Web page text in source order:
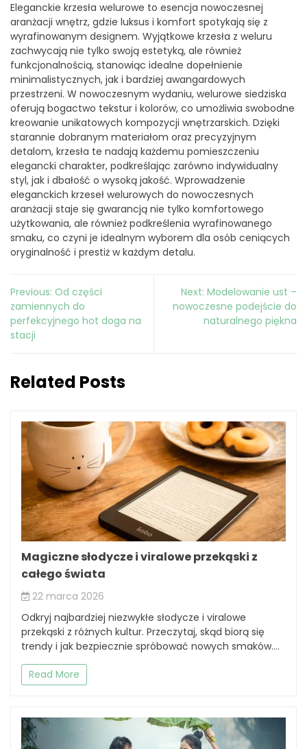
Eleganckie krzesła welurowe to esencja nowoczesnej
aranżacji wnętrz, gdzie luksus i komfort spotykają się z
wyrafinowanym designem. Wyjątkowe krzesła z weluru
zachwycają nie tylko swoją estetyką, ale również
funkcjonalnością, stanowiąc idealne dopełnienie
minimalistycznych, jak i bardziej awangardowych
przestrzeni. W nowoczesnym wydaniu, welurowe siedziska
oferują bogactwo tekstur i kolorów, co umożliwia swobodne
kreowanie unikatowych kompozycji wnętrzarskich. Dzięki
starannie dobranym materiałom oraz precyzyjnym
detalom, krzesła te nadają każdemu pomieszczeniu
elegancki charakter, podkreślając zarówno indywidualny
styl, jak i dbałość o wysoką jakość. Wprowadzenie
eleganckich krzeseł welurowych do nowoczesnych
aranżacji staje się gwarancją nie tylko komfortowego
użytkowania, ale również podkreślenia wyrafinowanego
smaku, co czyni je idealnym wyborem dla osób ceniących
oryginalność i prestiż w każdym detalu.
Nawigacja
wpisu
Previous: Od części
zamiennych do
perfekcyjnego hot doga na
stacji
Next: Modelowanie ust –
nowoczesne podejście do
naturalnego piękna
Related Posts
Magiczne słodycze i viralowe przekąski z
całego świata
22 marca 2026
Odkryj najbardziej niezwykłe słodycze i viralowe
przekąski z różnych kultur. Przeczytaj, skąd biorą się
trendy i jak bezpiecznie spróbować nowych smaków....
Read More